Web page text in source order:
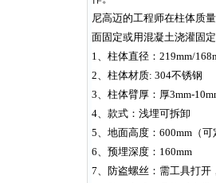
尼高迈的工程师在柱体质
面固定或用混凝土浇灌固
1、柱体直径：219mm/
2、柱体材质: 304不锈钢
3、柱体臂厚：厚3mm-
4、款式：浅埋可拆卸
5、地面高度：600mm（可
6、预埋深度：160mm
7、防盗螺丝：需工具打开